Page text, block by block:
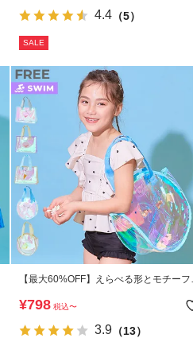
4.4（5）
SALE
【最大60%OFF】えらべる形とモチーフ
¥798 税込〜
3.9（13）